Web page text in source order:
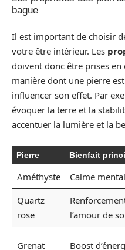
bague
Il est important de choisir
votre être intérieur. Les
doivent donc être prises
manière dont une pierre
influencer son effet. Par
évoquer la terre et la
accentuer la lumière et la
Pierre Bienfait
Améthyste Calme mental
Quartz
rose
l’amour de
Grenat Boost